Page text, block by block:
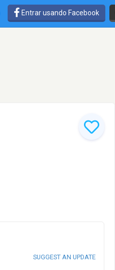
Entrar usando Facebook
SUGGEST AN UPDATE